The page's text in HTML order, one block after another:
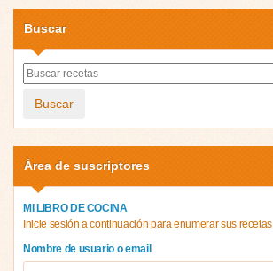
Buscar
Buscar
Área de suscriptores
MI LIBRO DE COCINA
Inicie sesión a continuación para enumerar sus recetas
Nombre de usuario o email